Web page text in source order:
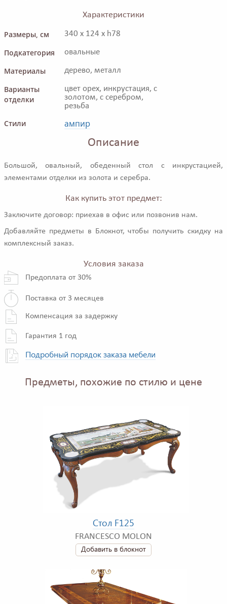
Характеристики
Размеры, см
340 x 124 x h78
Подкатегория овальные
Материалы дерево, металл
Варианты
отделки
цвет орех, инкрустация, с
золотом, с серебром,
резьба
Стили ампир
Описание
Большой, овальный, обеденный стол c инкрустацией,
элементами отделки из золота и серебра.
Как купить этот предмет:
Заключите договор: приехав в офис или позвонив нам.
Добавляйте предметы в Блокнот, чтобы получить скидку на
комплексный заказ.
Условия заказа
Предоплата от 30%
Поставка от 3 месяцев
Компенсация за задержку
Гарантия 1 год
Подробный порядок заказа мебели
Предметы, похожие по стилю и цене
Стол F125
FRANCESCO MOLON
Добавить в блокнот